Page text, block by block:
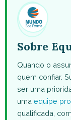
Sobre
Quando o
quem confiar.
ser uma
uma equipe
qualificada,